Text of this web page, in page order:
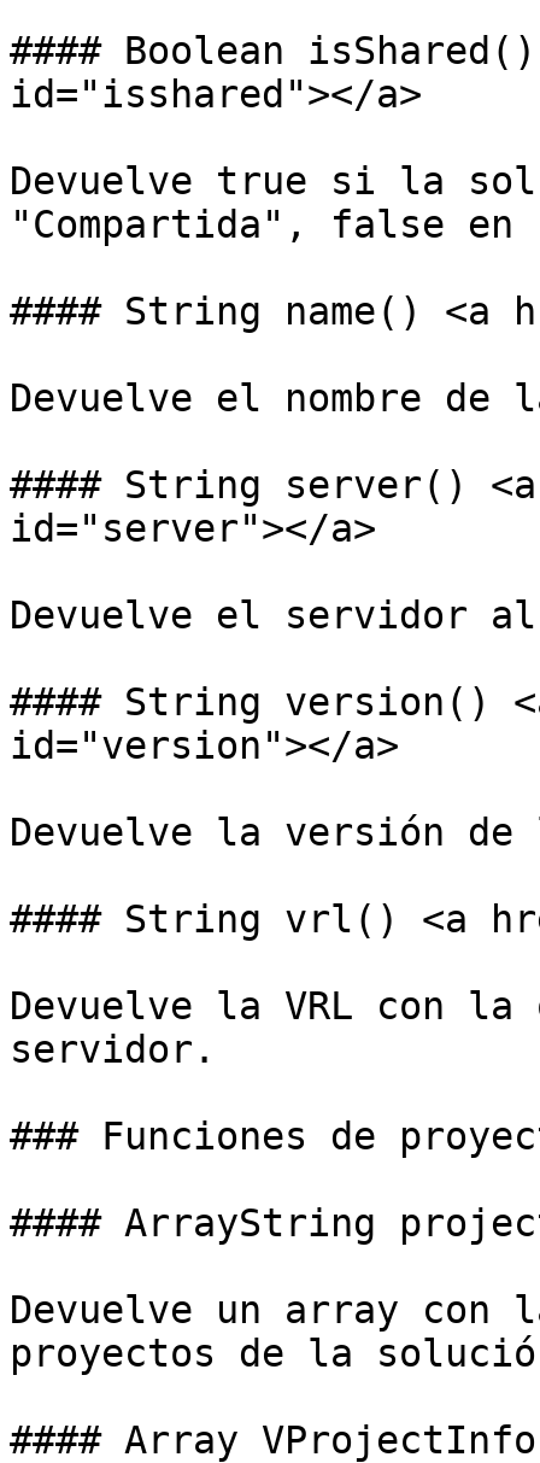
#### Boolean
id="isshared"></a>
Devuelve true si la
"Compartida", false
#### String name() <a
Devuelve el nombre de
#### String server()
id="server"></a>
Devuelve el servidor
#### String version()
id="version"></a>
Devuelve la versión
#### String vrl() <a
Devuelve la VRL con la
servidor.
### Funciones de
#### ArrayString
Devuelve un array con
proyectos de la
#### Array